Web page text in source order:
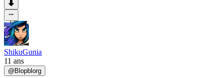
ShikuGunia
11 ans
@Blopblorg